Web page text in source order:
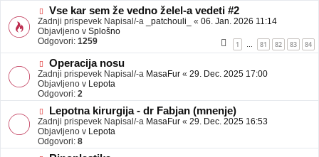
b
a
v
e
N
o
v
e
b
a
v
e
Vse kar sem že vedno želel-a vedeti #2
Zadnji prispevek Napisal/-a _patchouli_ « 06. Jan. 2026 11:14
Objavljeno v Splošno
Odgovori: 1259 1 81 82 83 84
N
o
v
e
o
j
a
v
e
Operacija nosu
Zadnji prispevek Napisal/-a MasaFur « 29. Dec. 2025 17:00
Objavljeno v Lepota
Odgovori: 2
N
o
v
e
o
Lepotna kirurgija - dr Fabjan (mnenje)
Zadnji prispevek Napisal/-a MasaFur « 29. Dec. 2025 16:53
Objavljeno v Lepota
Odgovori: 8